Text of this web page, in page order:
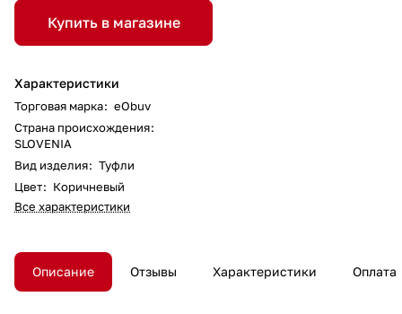
Купить в магазине
Характеристики
Торговая марка: eObuv
Страна происхождения:
SLOVENIA
Вид изделия: Туфли
Цвет: Коричневый
Все характеристики
Описание Отзывы Характеристики Оплата